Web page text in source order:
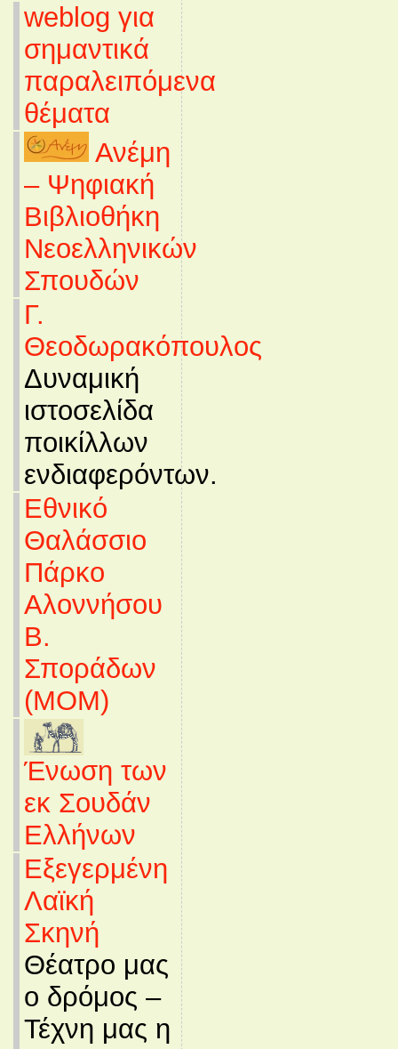
weblog για
σημαντικά
παραλειπόμενα
θέματα
Ανέμη
– Ψηφιακή
Βιβλιοθήκη
Νεοελληνικών
Σπουδών
Γ.
Θεοδωρακόπουλος
Δυναμική
ιστοσελίδα
ποικίλλων
ενδιαφερόντων.
Εθνικό
Θαλάσσιο
Πάρκο
Αλοννήσου
Β.
Σποράδων
(MOM)
Ένωση των
εκ Σουδάν
Ελλήνων
Εξεγερμένη
Λαϊκή
Σκηνή
Θέατρο μας
ο δρόμος –
Τέχνη μας η